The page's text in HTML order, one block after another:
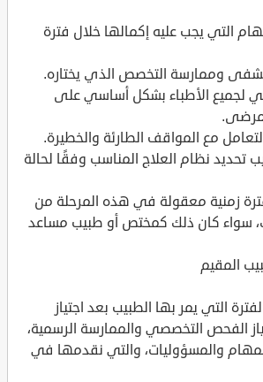
التي يجب عليه إكمالها خلال فترة
وممارسة التخصص الذي يختاره.
لجميع الأطباء بشكل أساسي على
مع المواقف الطارئة والخطيرة.
تحديد نظام العلاج المناسب وفقًا لحالة
زمنية معقولة في هذه المرحلة من
سواء كان ذلك كمختص أو طبيب مساعد
المقيم
التي يمر بها الطبيب بعد اجتياز
الفحص التخصصي والممارسة الرسمية،
والمسؤوليات، والتي نقدمها في